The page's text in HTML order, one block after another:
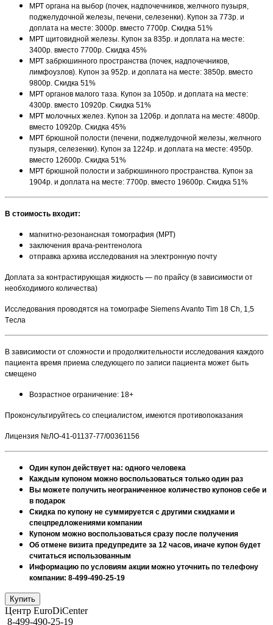
МРТ органа на выбор (почек, надпочечников, желчного пузыря,
поджелудочной железы, печени, селезенки). Купон за 773р. и
доплата на месте: 3000р. вместо 7700р. Скидка 51%
МРТ щитовидной железы. Купон за 835р. и доплата на месте:
3400р. вместо 7700р. Скидка 45%
МРТ забрюшинного пространства (почек, надпочечников,
лимфоузлов). Купон за 952р. и доплата на месте: 3850р. вместо
9800р. Скидка 51%
МРТ органов малого таза. Купон за 1050р. и доплата на месте:
4300р. вместо 10920р. Скидка 51%
МРТ молочных желез. Купон за 1206р. и доплата на месте: 4800р.
вместо 10920р. Скидка 45%
МРТ брюшной полости (печени, поджелудочной железы, желчного
пузыря, селезенки). Купон за 1224р. и доплата на месте: 4950р.
вместо 12600р. Скидка 51%
МРТ брюшной полости и забрюшинного пространства. Купон за
1904р. и доплата на месте: 7700р. вместо 19600р. Скидка 51%
В стоимость входит:
магнитно-резонансная томография (МРТ)
заключения врача-рентгенолога
отправка архива исследования на электронную почту
Доплата за контрастирующая жидкость — по прайсу (в зависимости от
необходимого количества)
Исследования проводятся на томографе Siemens Avanto Tim 18 Ch, 1,5
Tесла
В зависимости от сложности и продолжительности исследования каждого
пациента время приема следующего по записи пациента может быть
смещено
Возрастное ограничение: 18+
Проконсультируйтесь со специалистом, имеются противопоказания
Лицензия №ЛО-41-01137-77/00361156
Один купон действует на: одного человека
Каждым купоном можно воспользоваться только один раз
Вы можете получить неограниченное количество купонов себе и
в подарок
Скидка по купону не суммируется с другими скидками и
спецпредложениями компании
Купоном можно воспользоваться сразу после получения
Об отмене визита предупредите за 12 часов, иначе купон будет
считаться использованным
Информацию по условиям акции можно уточнить по телефону
компании: 8-499-490-25-19
Центр EuroDiCenter
8-499-490-25-19